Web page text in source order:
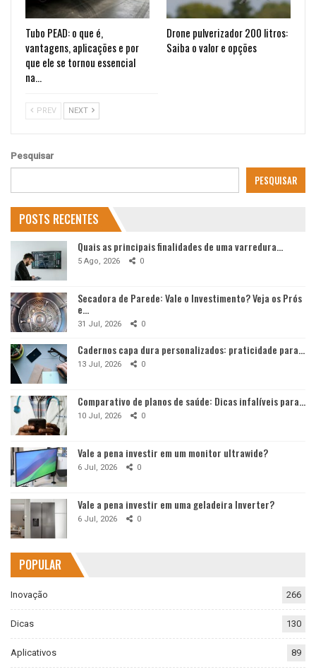
Tubo PEAD: o que é,
vantagens, aplicações e por
que ele se tornou essencial
na…
Drone pulverizador 200 litros:
Saiba o valor e opções
PREV NEXT
Pesquisar
PESQUISAR
POSTS RECENTES
Quais as principais finalidades de uma varredura…
5 Ago, 2026 0
Secadora de Parede: Vale o Investimento? Veja os Prós
e…
31 Jul, 2026 0
Cadernos capa dura personalizados: praticidade para…
13 Jul, 2026 0
Comparativo de planos de saúde: Dicas infalíveis para…
10 Jul, 2026 0
Vale a pena investir em um monitor ultrawide?
6 Jul, 2026 0
Vale a pena investir em uma geladeira Inverter?
6 Jul, 2026 0
POPULAR
Inovação 266
Dicas 130
Aplicativos 89